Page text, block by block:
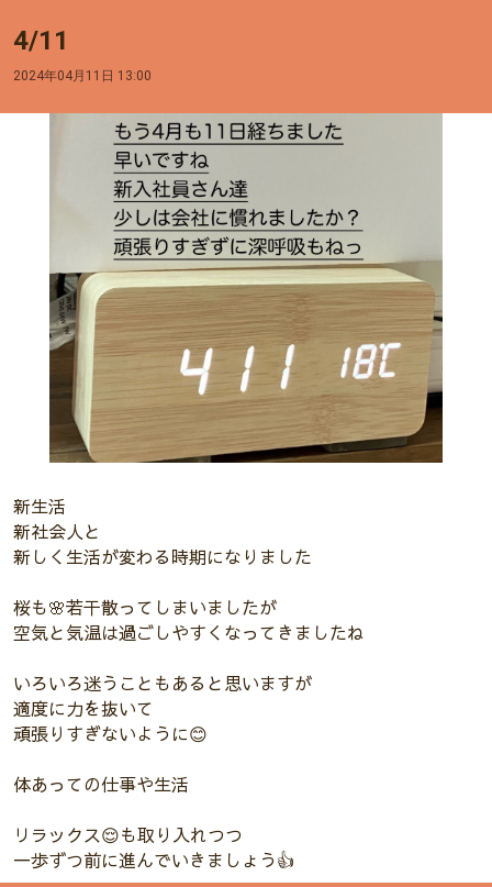
4/11
2024年04月11日 13:00
新生活
新社会人と
新しく生活が変わる時期になりました
桜も🌸若干散ってしまいましたが
空気と気温は過ごしやすくなってきましたね
いろいろ迷うこともあると思いますが
適度に力を抜いて
頑張りすぎないように😊
体あっての仕事や生活
リラックス😌も取り入れつつ
一歩ずつ前に進んでいきましょう👍